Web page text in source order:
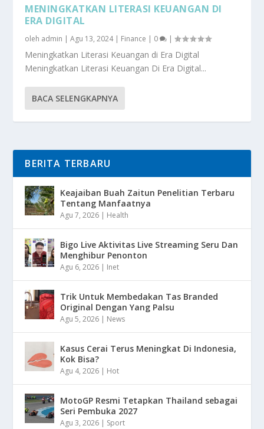
MENINGKATKAN LITERASI KEUANGAN DI
ERA DIGITAL
oleh admin |Agu 13, 2024| Finance | 0 |
Meningkatkan Literasi Keuangan di Era Digital
Meningkatkan Literasi Keuangan Di Era Digital...
BACA SELENGKAPNYA
BERITA TERBARU
Keajaiban Buah Zaitun Penelitian Terbaru
Tentang Manfaatnya
Agu 7, 2026 | Health
Bigo Live Aktivitas Live Streaming Seru Dan
Menghibur Penonton
Agu 6, 2026 | Inet
Trik Untuk Membedakan Tas Branded
Original Dengan Yang Palsu
Agu 5, 2026 | News
Kasus Cerai Terus Meningkat Di Indonesia,
Kok Bisa?
Agu 4, 2026 | Hot
MotoGP Resmi Tetapkan Thailand sebagai
Seri Pembuka 2027
Agu 3, 2026 | Sport